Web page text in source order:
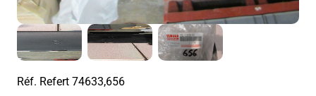
Réf. Refert74633,656